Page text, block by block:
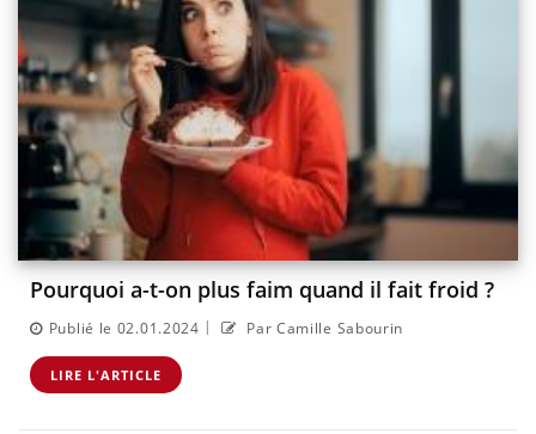
Pourquoi a-t-on plus faim quand il fait froid ?
Publié le 02.01.2024 | Par Camille Sabourin
LIRE L'ARTICLE